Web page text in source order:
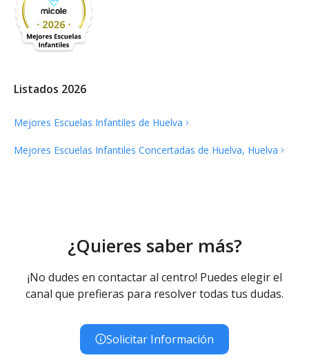
Listados 2026
Mejores Escuelas Infantiles de Huelva
Mejores Escuelas Infantiles Concertadas de Huelva, Huelva
¿Quieres saber más?
¡No dudes en contactar al centro! Puedes elegir el
canal que prefieras para resolver todas tus dudas.
Solicitar Información